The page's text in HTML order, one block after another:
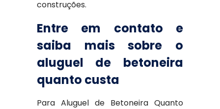
construções.
Entre em contato e
saiba mais sobre o
aluguel de betoneira
quanto custa
Para Aluguel de Betoneira Quanto